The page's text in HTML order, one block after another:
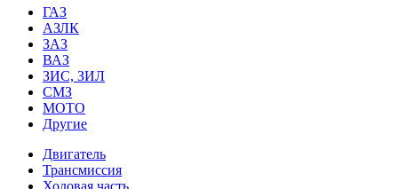
ГАЗ
АЗЛК
ЗАЗ
ВАЗ
ЗИС, ЗИЛ
СМЗ
МОТО
Другие
Двигатель
Трансмиссия
Ходовая часть